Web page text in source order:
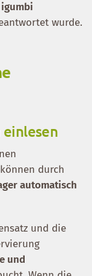
wurde.
durch
automatisch
und die
und